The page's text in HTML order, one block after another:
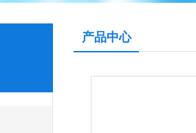
产品中心